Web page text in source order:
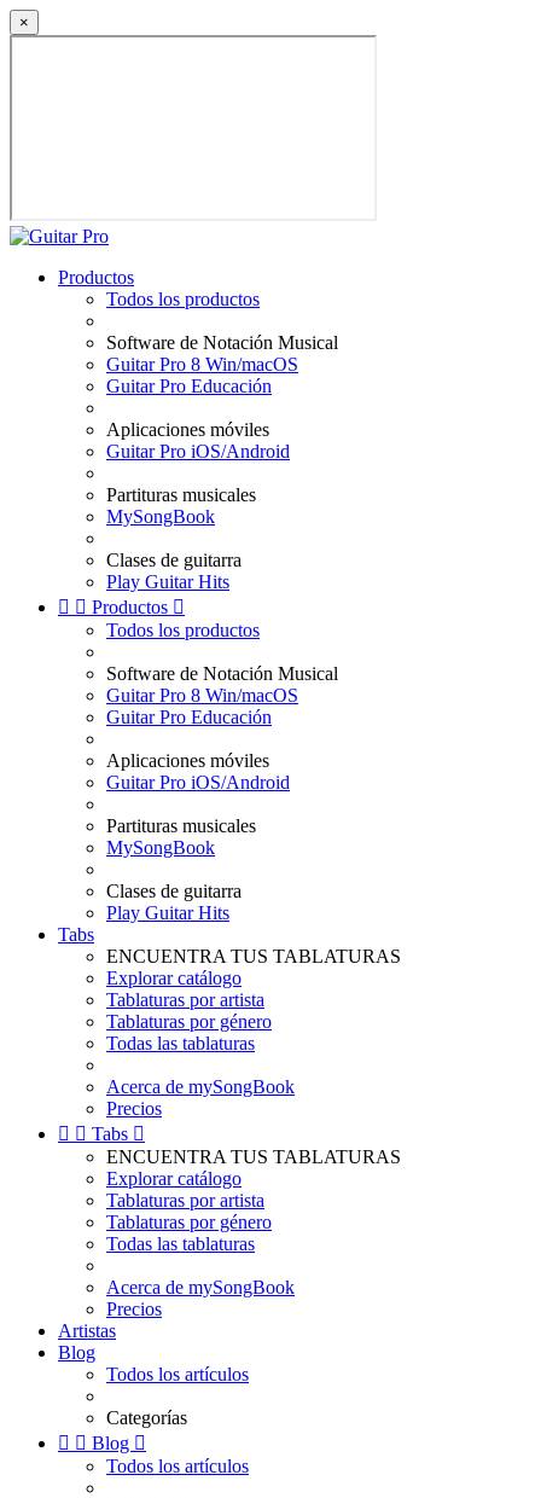
×
Productos
Todos los productos
Software de Notación Musical
Guitar Pro 8 Win/macOS
Guitar Pro Educación
Aplicaciones móviles
Guitar Pro iOS/Android
Partituras musicales
MySongBook
Clases de guitarra
Play Guitar Hits
  Productos 
Todos los productos
Software de Notación Musical
Guitar Pro 8 Win/macOS
Guitar Pro Educación
Aplicaciones móviles
Guitar Pro iOS/Android
Partituras musicales
MySongBook
Clases de guitarra
Play Guitar Hits
Tabs
ENCUENTRA TUS TABLATURAS
Explorar catálogo
Tablaturas por artista
Tablaturas por género
Todas las tablaturas
Acerca de mySongBook
Precios
  Tabs 
ENCUENTRA TUS TABLATURAS
Explorar catálogo
Tablaturas por artista
Tablaturas por género
Todas las tablaturas
Acerca de mySongBook
Precios
Artistas
Blog
Todos los artículos
Categorías
  Blog 
Todos los artículos